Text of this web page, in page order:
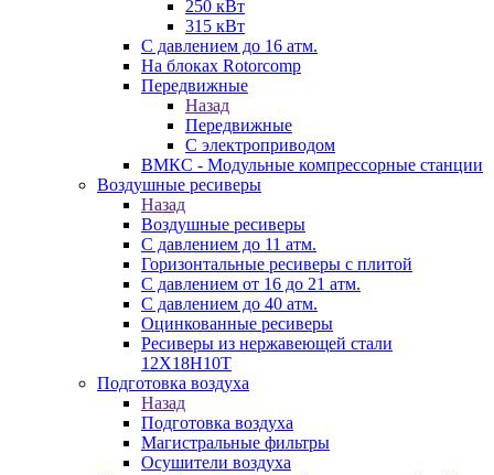
250 кВт
315 кВт
С давлением до 16 атм.
На блоках Rotorcomp
Передвижные
Назад
Передвижные
С электроприводом
ВМКС - Модульные компрессорные станции
Воздушные ресиверы
Назад
Воздушные ресиверы
С давлением до 11 атм.
Горизонтальные ресиверы с плитой
С давлением от 16 до 21 атм.
С давлением до 40 атм.
Оцинкованные ресиверы
Ресиверы из нержавеющей стали
12Х18Н10Т
Подготовка воздуха
Назад
Подготовка воздуха
Магистральные фильтры
Осушители воздуха